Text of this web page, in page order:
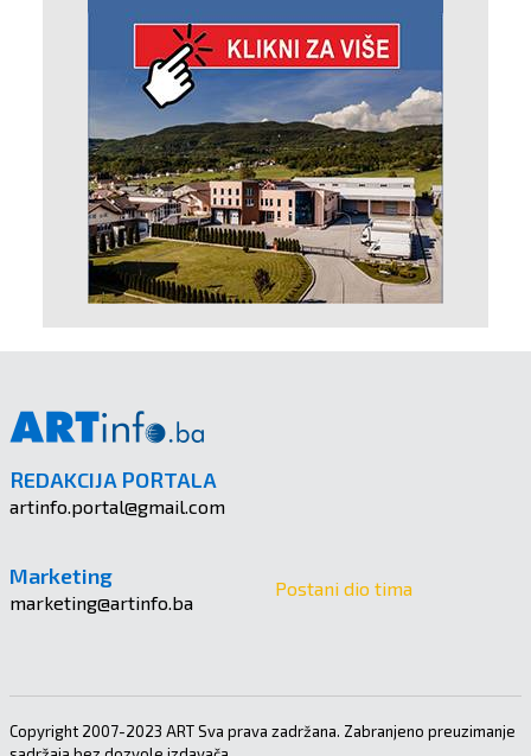
REDAKCIJA PORTALA
artinfo.portal@gmail.com
Marketing
marketing@artinfo.ba
Postani dio tima
Copyright 2007-2023 ART Sva prava zadržana. Zabranjeno preuzimanje